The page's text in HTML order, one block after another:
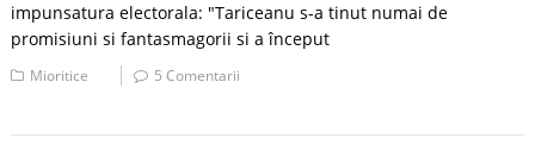
impunsatura electorala: "Tariceanu s-a tinut numai de
promisiuni si fantasmagorii si a început
Mioritice 5 Comentarii